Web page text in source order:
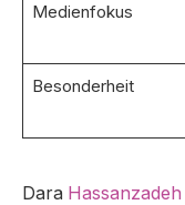
Medienfokus
Besonderheit
Dara Hassanzadeh